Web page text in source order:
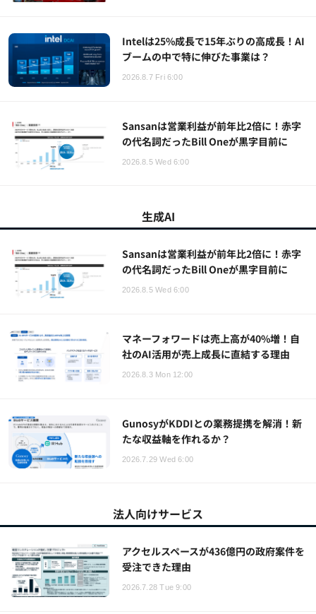
Intelは25%成長で15年ぶりの高成長！AI
ブームの中で特に伸びた事業は？
2026.8.7 Fri 6:00
Sansanは営業利益が前年比2倍に！赤字
の代名詞だったBill Oneが黒字目前に
2026.8.5 Wed 6:00
生成AI
Sansanは営業利益が前年比2倍に！赤字
の代名詞だったBill Oneが黒字目前に
2026.8.5 Wed 6:00
マネーフォワードは売上高が40%増！自
社のAI活用が売上成長に直結する理由
2026.8.3 Mon 12:00
GunosyがKDDIとの業務提携を解消！新
たな収益軸を作れるか？
2026.7.29 Wed 6:00
法人向けサービス
アクセルスペースが436億円の政府案件を
受注できた理由
2026.7.28 Tue 9:00